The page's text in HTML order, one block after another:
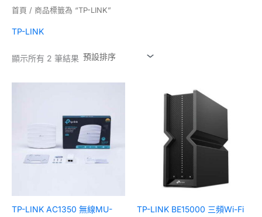
首頁 / 商品標籤為 “TP-LINK”
TP-LINK
顯示所有 2 筆結果
TP-LINK AC1350 無線MU-
TP-LINK BE15000 三頻Wi-Fi